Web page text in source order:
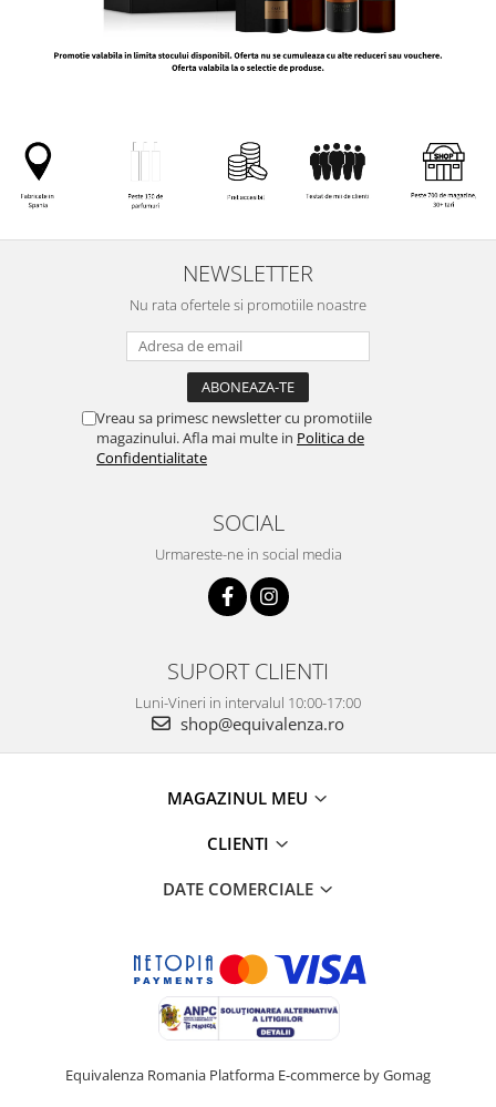
NEWSLETTER
Nu rata ofertele si promotiile noastre
Vreau sa primesc newsletter cu promotiile
magazinului. Afla mai multe in Politica de
Confidentialitate
SOCIAL
Urmareste-ne in social media
SUPORT CLIENTI
Luni-Vineri in intervalul 10:00-17:00
shop@equivalenza.ro
MAGAZINUL MEU
CLIENTI
DATE COMERCIALE
Equivalenza Romania Platforma E-commerce by Gomag